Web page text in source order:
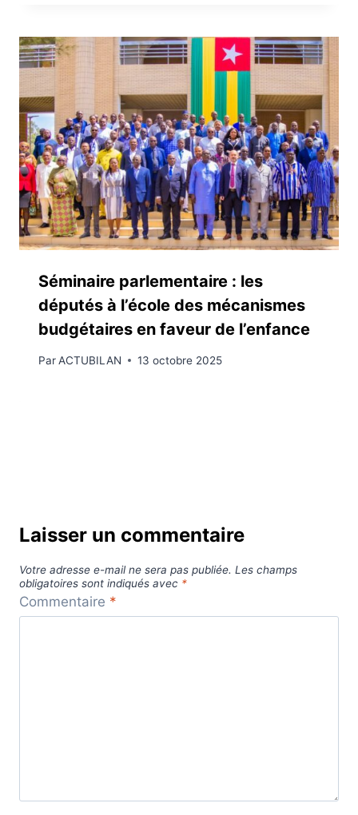
Séminaire parlementaire : les
députés à l’école des mécanismes
budgétaires en faveur de l’enfance
ParACTUBILAN 13 octobre 2025
Laisser un commentaire
Votre adresse e-mail ne sera pas publiée. Les champs
obligatoires sont indiqués avec *
Commentaire *